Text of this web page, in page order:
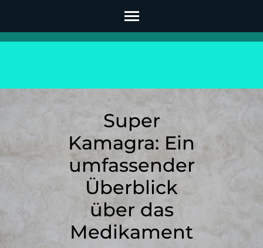
content
Super
Kamagra: Ein
umfassender
Überblick
über das
Medikament